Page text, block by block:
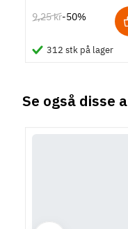
9,25 kr-50%
312 stk på lager
-60%
-35%
-50%
Se også disse